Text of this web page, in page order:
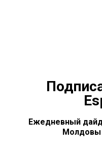
Ежедневный
Молдовы